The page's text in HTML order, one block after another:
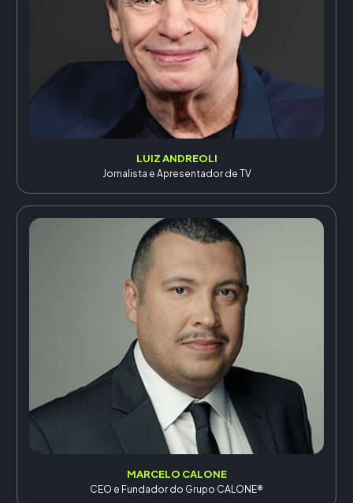
LUIZ ANDREOLI
Jornalista e Apresentador de TV
MARCELO CALONE
CEO e Fundador do Grupo CALONE®